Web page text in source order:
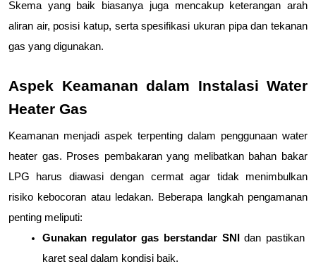
Skema yang baik biasanya juga mencakup keterangan arah
aliran air, posisi katup, serta spesifikasi ukuran pipa dan tekanan
gas yang digunakan.
Aspek Keamanan dalam Instalasi Water
Heater Gas
Keamanan menjadi aspek terpenting dalam penggunaan water
heater gas. Proses pembakaran yang melibatkan bahan bakar
LPG harus diawasi dengan cermat agar tidak menimbulkan
risiko kebocoran atau ledakan. Beberapa langkah pengamanan
penting meliputi:
Gunakan regulator gas berstandar SNI
dan pastikan
karet seal dalam kondisi baik.